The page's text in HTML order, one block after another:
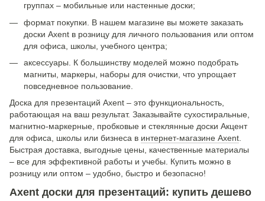
группах – мобильные или настенные доски;
формат покупки. В нашем магазине вы можете заказать
доски Axent в розницу для личного пользования или оптом
для офиса, школы, учебного центра;
аксессуары. К большинству моделей можно подобрать
магниты, маркеры, наборы для очистки, что упрощает
повседневное пользование.
Доска для презентаций Axent – ​​это функциональность,
работающая на ваш результат. Заказывайте сухостиральные,
магнитно-маркерные, пробковые и стеклянные доски Акцент
для офиса, школы или бизнеса в интернет-магазине Axent.
Быстрая доставка, выгодные цены, качественные материалы
– все для эффективной работы и учебы. Купить можно в
розницу или оптом – удобно, быстро и безопасно!
Axent доски для презентаций: купить дешево